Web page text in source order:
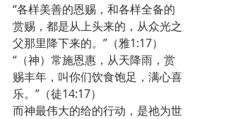
“各样美善的恩赐，和各样全备的
赏赐，都是从上头来的，从众光之
父那里降下来的。”（雅1:17）
“（神）常施恩惠，从天降雨，赏
赐丰年，叫你们饮食饱足，满心喜
乐。”（徒14:17）
而神最伟大的给的行动，是祂为世